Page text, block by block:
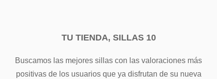
TU TIENDA, SILLAS 10
Buscamos las mejores sillas con las valoraciones más
positivas de los usuarios que ya disfrutan de su nueva